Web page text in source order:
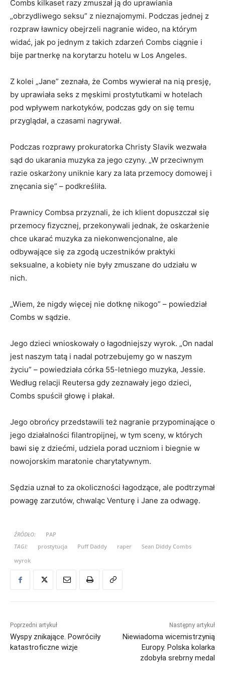
Combs kilkaset razy zmuszał ją do uprawiania
„obrzydliwego seksu” z nieznajomymi. Podczas jednej z
rozpraw ławnicy obejrzeli nagranie wideo, na którym
widać, jak po jednym z takich zdarzeń Combs ciągnie i
bije partnerkę na korytarzu hotelu w Los Angeles.
Z kolei „Jane” zeznała, że Combs wywierał na nią presję,
by uprawiała seks z męskimi prostytutkami w hotelach
pod wpływem narkotyków, podczas gdy on się temu
przyglądał, a czasami nagrywał.
Podczas rozprawy prokuratorka Christy Slavik wezwała
sąd do ukarania muzyka za jego czyny. „W przeciwnym
razie oskarżony uniknie kary za lata przemocy domowej i
znęcania się” – podkreśliła.
Prawnicy Combsa przyznali, że ich klient dopuszczał się
przemocy fizycznej, przekonywali jednak, że oskarżenie
chce ukarać muzyka za niekonwencjonalne, ale
odbywające się za zgodą uczestników praktyki
seksualne, a kobiety nie były zmuszane do udziału w
nich.
„Wiem, że nigdy więcej nie dotknę nikogo” – powiedział
Combs w sądzie.
Jego dzieci wnioskowały o łagodniejszy wyrok. „On nadal
jest naszym tatą i nadal potrzebujemy go w naszym
życiu” – powiedziała córka 55-letniego muzyka, Jessie.
Według relacji Reutersa gdy zeznawały jego dzieci,
Combs spuścił głowę i płakał.
Jego obrońcy przedstawili też nagranie przypominające o
jego działalności filantropijnej, w tym sceny, w których
bawi się z dziećmi, udziela porad uczniom i biegnie w
nowojorskim maratonie charytatywnym.
Sędzia uznał to za okoliczności łagodzące, ale podtrzymał
powagę zarzutów, chwaląc Venturę i Jane za odwagę.
ŹRÓDŁO:
PAP
TAGI:
prostytucja Puff Daddy raper
Sean Diddy Combs
wyrok
Poprzedni artykuł
Wyspy znikające. Powróciły
katastroficzne wizje
Następny artykuł
Niewiadoma wicemistrzynią
Europy. Polska kolarka
zdobyła srebrny medal